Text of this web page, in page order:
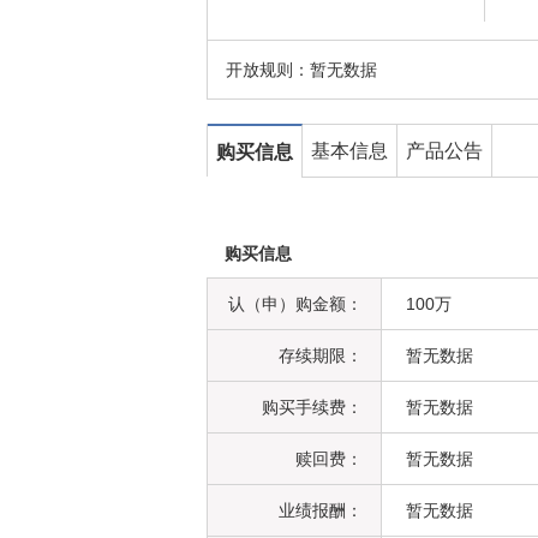
开放规则： 暂无数据
购买信息 基本信息 产品公告
购买信息
认（申）购金额： 100万
存续期限： 暂无数据
购买手续费： 暂无数据
赎回费： 暂无数据
业绩报酬： 暂无数据